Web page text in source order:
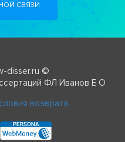
СВЯЗИ
disser.ru ©
ФЛ Иванов Е О
возврата